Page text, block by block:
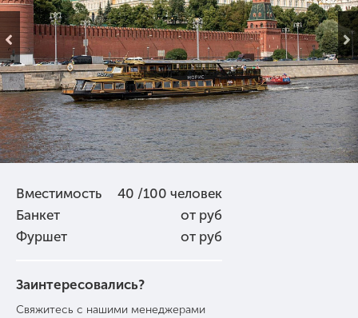
Вместимость
40 /100 человек
Банкет
от руб
Фуршет
от руб
Заинтересовались?
Свяжитесь с нашими менеджерами